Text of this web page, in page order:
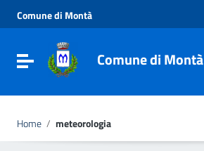
Vai al menu di navigazione
Vai al footer
Comune di Montà
Toggle navigationComune di Montà
Home / meteorologia